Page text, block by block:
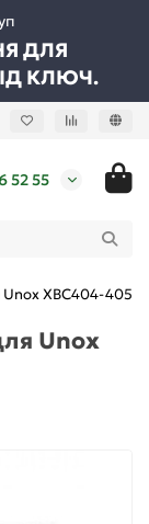
ДЛЯ
КЛЮЧ.
52 55
Unox XBC404-405
Unox